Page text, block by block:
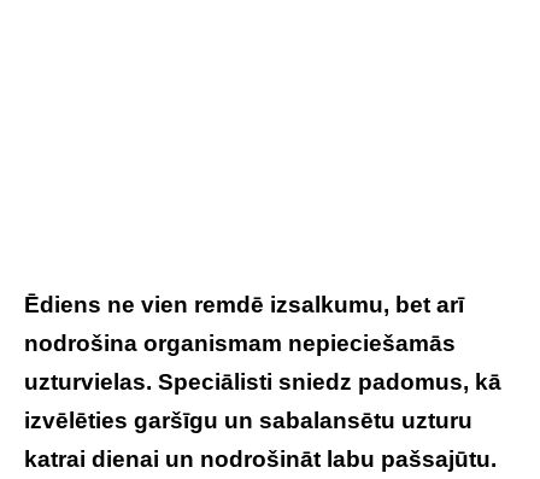
Ēdiens ne vien remdē izsalkumu, bet arī
nodrošina organismam nepieciešamās
uzturvielas. Speciālisti sniedz padomus, kā
izvēlēties garšīgu un sabalansētu uzturu
katrai dienai un nodrošināt labu pašsajūtu.